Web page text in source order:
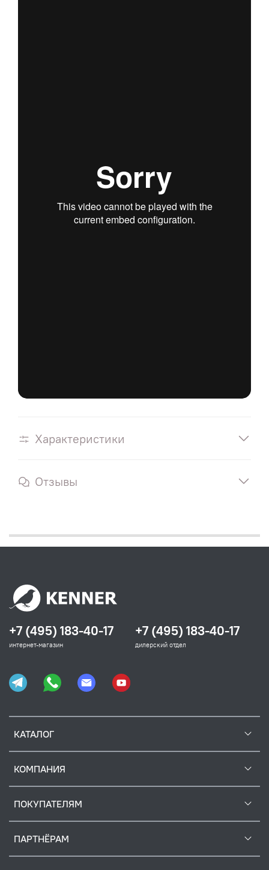
Характеристики
Отзывы
КАТАЛОГ
КОМПАНИЯ
ПОКУПАТЕЛЯМ
ПАРТНЁРАМ
+7 (495) 183-40-17
интернет-магазин
+7 (495) 183-40-17
дилерский отдел